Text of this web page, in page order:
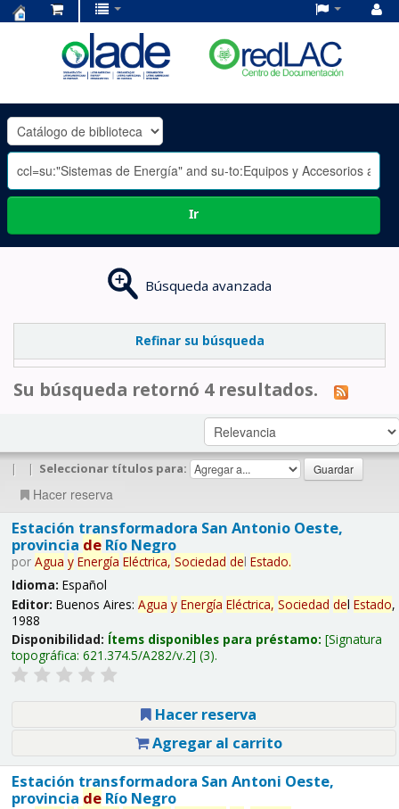
OLADE
-
Ir
Búsqueda avanzada
Refinar su búsqueda
Su búsqueda retornó 4 resultados.
| | Seleccionar títulos para:
Hacer reserva
Estación transformadora San Antonio Oeste,
provincia deRío Negro
por Agua y Energía Eléctrica, Sociedad del Estado.
Idioma: Español
Editor: Buenos Aires: Agua y Energía Eléctrica, Sociedad del Estado,
1988
Disponibilidad: Ítems disponibles para préstamo: Signatura
topográfica: 621.374.5/A282/v.2 (3).
Hacer reserva
Agregar al carrito
Estación transformadora San Antoni Oeste,
provincia deRío Negro